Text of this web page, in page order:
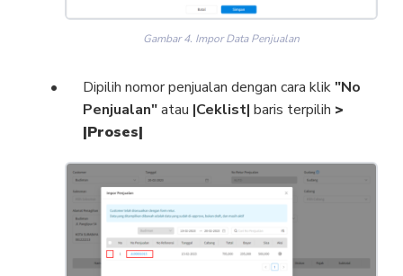
Gambar 4. Impor Data Penjualan
Dipilih nomor penjualan dengan cara klik"No
Penjualan"atau |Ceklist| baris terpilih >
|Proses|